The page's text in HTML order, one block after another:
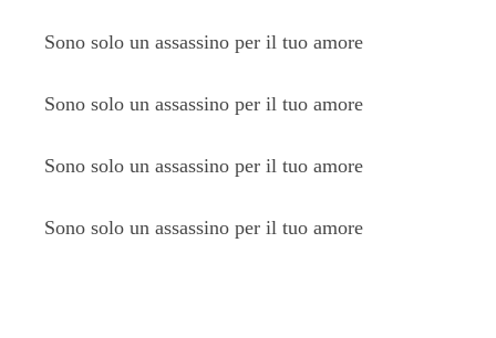
Sono solo un assassino per il tuo amore
Sono solo un assassino per il tuo amore
Sono solo un assassino per il tuo amore
Sono solo un assassino per il tuo amore